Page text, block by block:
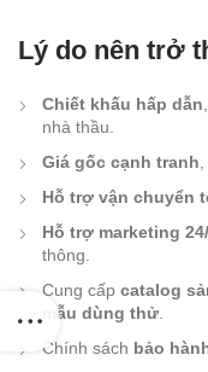
Lý do nên trở
Chiết khấu hấp dẫn
nhà thầu.
Giá gốc cạnh tranh
Hỗ trợ vận chuyển
Hỗ trợ marketing
thông.
Cung cấp catalog
mẫu dùng thử
Chính sách bảo